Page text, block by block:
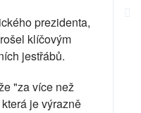
prezidenta,
klíčovým
jestřábů.
"za více než
je výrazně